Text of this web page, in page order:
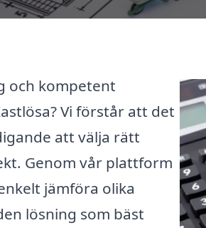
och kompetent
Vi förstår att det
att välja rätt
Genom vår plattform
jämföra olika
lösning som bäst